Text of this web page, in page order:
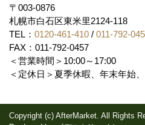
〒003-0876
札幌市白石区東米里2124-118
TEL： 0120-461-410 / 011-792-
FAX：011-792-0457
＜営業時間＞10:00～17:00
＜定休日＞夏季休暇、年末年始
Copyright (c) AfterMarket. All Rights